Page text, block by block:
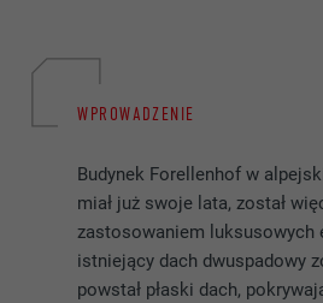
WPROWADZENIE
Budynek Forellenhof w
miał już swoje lata, został
zastosowaniem luksusowych
istniejący dach dwuspadowy
powstał płaski dach,